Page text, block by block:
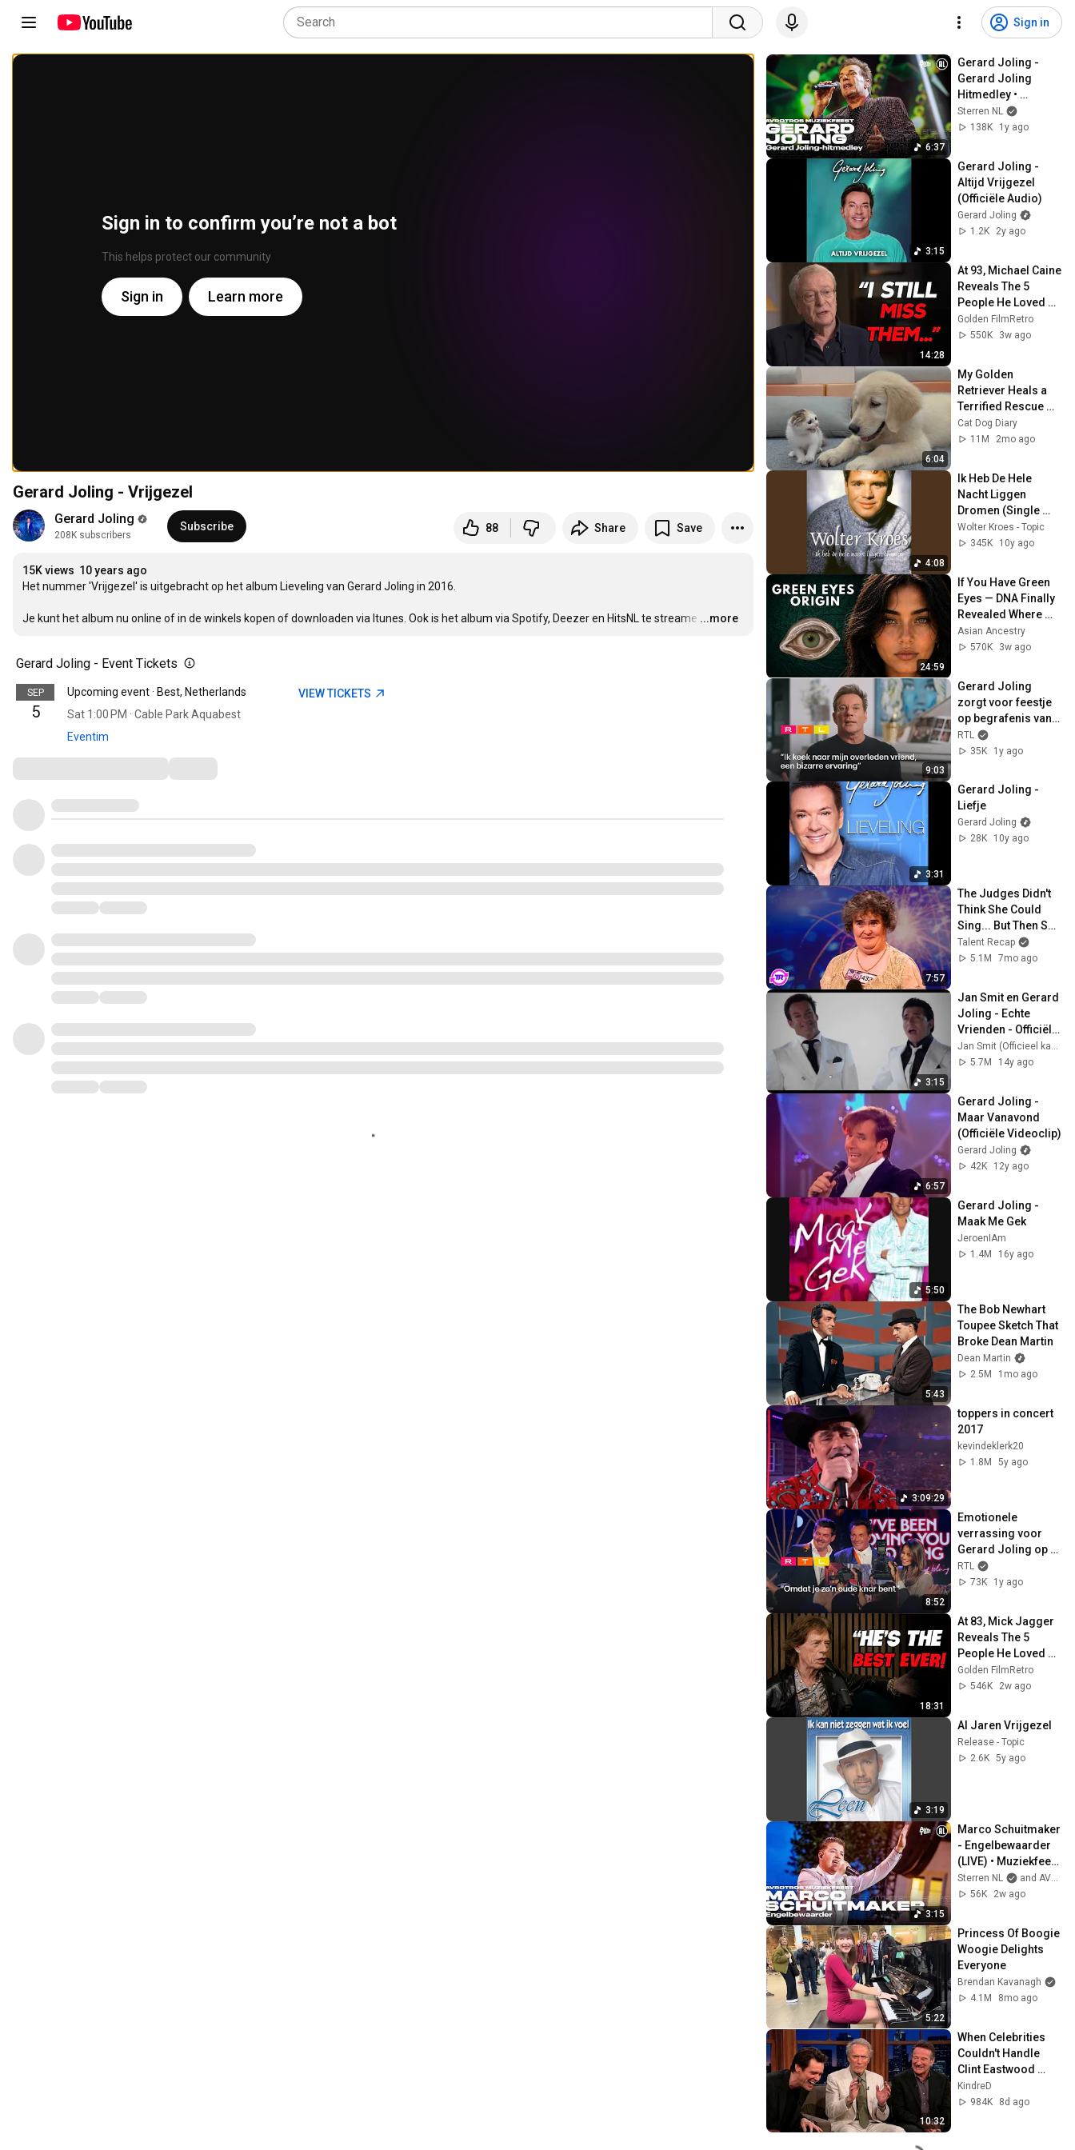
Sign in
Sign in to confirm you’re not a bot
This helps protect our community
Sign in Learn more
Gerard Joling - Vrijgezel
Gerard Joling
208K subscribers
Subscribe 88 Share Save
15K views 10 years ago
Het nummer 'Vrijgezel' is uitgebracht op het album Lieveling van Gerard Joling in 2016.
Je kunt het album nu online of in de winkels kopen of downloaden via Itunes. Ook is het album via Spotify, Deezer en HitsNL te streame …
...more
Gerard Joling - Event Tickets
SEP
5
Upcoming event · Best, Netherlands
Sat 1:00 PM · Cable Park Aquabest
Eventim
VIEW TICKETS
6:37
Gerard Joling -
Gerard Joling
Hitmedley •
Muziekfeest van het
Jaar 2024
Sterren NL
138K
1y ago
3:15
Gerard Joling -
Altijd Vrijgezel
(Officiële Audio)
Gerard Joling
1.2K
2y ago
14:28
At 93, Michael Caine
Reveals The 5
People He Loved
The Most
Golden FilmRetro
550K
3w ago
6:04
My Golden
Retriever Heals a
Terrified Rescue
Kitten in Just 3
Meetings!
Cat Dog Diary
11M
2mo ago
4:08
Ik Heb De Hele
Nacht Liggen
Dromen (Single
Versie)
Wolter Kroes - Topic
345K
10y ago
24:59
If You Have Green
Eyes — DNA Finally
Revealed Where
They Really Come
From
Asian Ancestry
570K
3w ago
9:03
Gerard Joling
zorgt voor feestje
op begrafenis van
goede vriend | Only
Joling
RTL
35K
1y ago
3:31
Gerard Joling -
Liefje
Gerard Joling
28K
10y ago
7:57
The Judges Didn't
Think She Could
Sing... But Then She
Opened Her Mouth!
Talent Recap
5.1M
7mo ago
3:15
Jan Smit en Gerard
Joling - Echte
Vrienden - Officiële
Videoclip
Jan Smit (Officieel kanaal)
5.7M
14y ago
6:57
Gerard Joling -
Maar Vanavond
(Officiële Videoclip)
Gerard Joling
42K
12y ago
5:50
Gerard Joling -
Maak Me Gek
JeroenIAm
1.4M
16y ago
5:43
The Bob Newhart
Toupee Sketch That
Broke Dean Martin
Dean Martin
2.5M
1mo ago
3:09:29
toppers in concert
2017
kevindeklerk20
1.8M
5y ago
8:52
Emotionele
verrassing voor
Gerard Joling op
zijn 65e
verjaardagsfeest |
RTL
73K
1y ago
18:31
At 83, Mick Jagger
Reveals The 5
People He Loved
The Most
Golden FilmRetro
546K
2w ago
3:19
Al Jaren Vrijgezel
Release - Topic
2.6K 5y ago
3:15
Marco Schuitmaker
- Engelbewaarder
(LIVE) • Muziekfeest
op het Plein 2026
Sterren NL
and AVROTROS
56K
2w ago
5:22
Princess Of Boogie
Woogie Delights
Everyone
Brendan Kavanagh
4.1M
8mo ago
10:32
When Celebrities
Couldn't Handle
Clint Eastwood
ZERO Filter!
KindreD
984K
8d ago